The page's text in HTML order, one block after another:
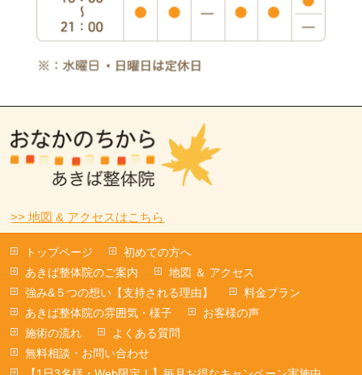
>> 地図 & アクセスはこちら
トップページ
初めての方へ
あきば整体院のご案内
地図 ＆ アクセス
強み&５つの想い【支持される理由】
料金プラン
あきば整体院の雰囲気・様子
お客様の声
施術の流れ
よくある質問
無料相談・お問い合わせ